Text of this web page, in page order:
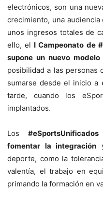
electrónicos, son una
crecimiento, una
unos ingresos totales de
ello, el I Campeonato de
supone un nuevo
posibilidad a las personas
sumarse desde el inicio a
tarde, cuando los
implantados.
Los #eSportsUnificados
fomentar la integración
deporte, como la
valentía, el trabajo en
primando la formación en